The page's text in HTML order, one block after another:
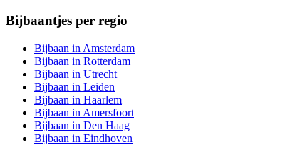
Bijbaantjes per regio
Bijbaan in Amsterdam
Bijbaan in Rotterdam
Bijbaan in Utrecht
Bijbaan in Leiden
Bijbaan in Haarlem
Bijbaan in Amersfoort
Bijbaan in Den Haag
Bijbaan in Eindhoven